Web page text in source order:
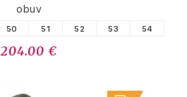
obuv
50 51 52 53 54
204.00 €